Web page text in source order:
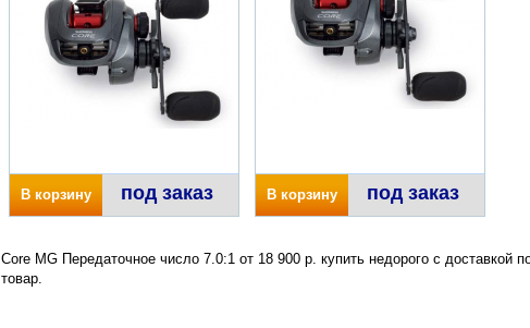
В корзину под заказ В корзину под заказ
Core MG Передаточное число 7.0:1 от 18 900 р. купить недорого с
товар.